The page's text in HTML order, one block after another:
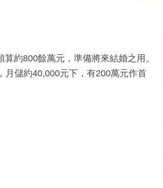
約800餘萬元，準備將來結婚之用。
月儲約40,000元下，有200萬元作首